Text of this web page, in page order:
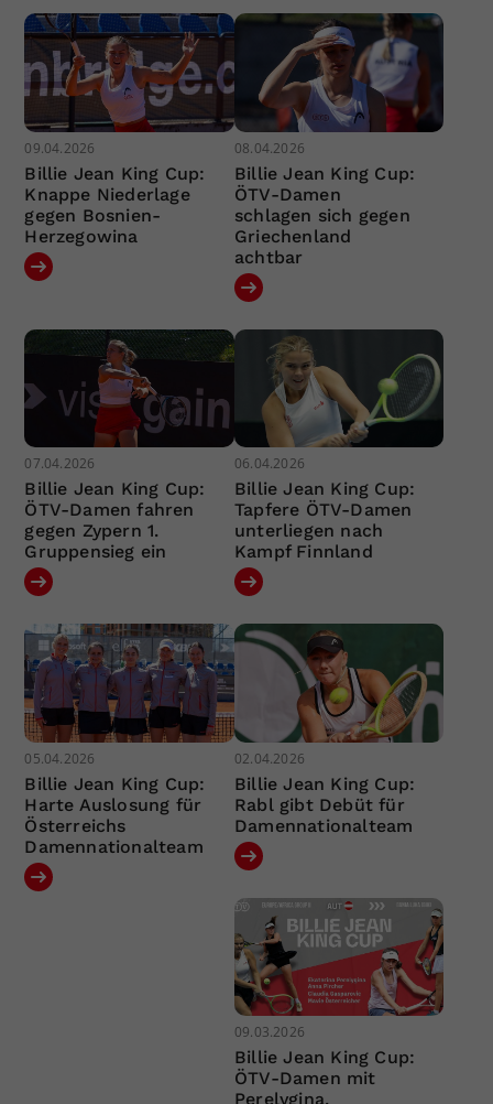
09.04.2026
Billie Jean King Cup:
Knappe Niederlage
gegen Bosnien-
Herzegowina
08.04.2026
Billie Jean King Cup:
ÖTV-Damen
schlagen sich gegen
Griechenland
achtbar
07.04.2026
Billie Jean King Cup:
ÖTV-Damen fahren
gegen Zypern 1.
Gruppensieg ein
06.04.2026
Billie Jean King Cup:
Tapfere ÖTV-Damen
unterliegen nach
Kampf Finnland
05.04.2026
Billie Jean King Cup:
Harte Auslosung für
Österreichs
Damennationalteam
02.04.2026
Billie Jean King Cup:
Rabl gibt Debüt für
Damennationalteam
09.03.2026
Billie Jean King Cup:
ÖTV-Damen mit
Perelygina,